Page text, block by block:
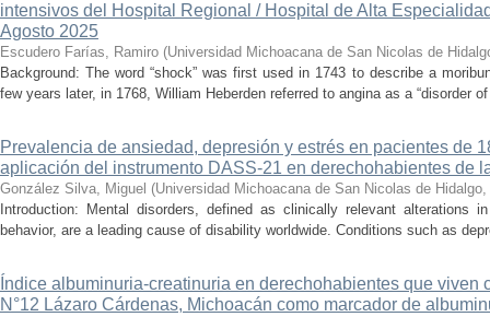
intensivos del Hospital Regional / Hospital de Alta
Agosto 2025
Escudero Farías, Ramiro (Universidad Michoacana de San Nicolas de
Background: The word “shock” was first used in 1743 to describe a
few years later, in 1768, William Heberden referred to angina as a “disorder
Prevalencia de ansiedad, depresión y estrés en pacientes de
aplicación del instrumento DASS-21 en derechohabientes de
González Silva, Miguel (Universidad Michoacana de San Nicolas de Hidalgo,
Introduction: Mental disorders, defined as clinically relevant alterations
behavior, are a leading cause of disability worldwide. Conditions such as
Índice albuminuria-creatinuria en derechohabientes que viven
N°12 Lázaro Cárdenas, Michoacán como marcador de